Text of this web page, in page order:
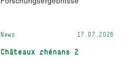
News 17.07.2026
Châteaux rhénans 2